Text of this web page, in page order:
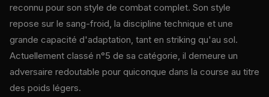
reconnu pour son style de combat complet. Son style
repose sur le sang-froid, la discipline technique et une
grande capacité d'adaptation, tant en striking qu'au sol.
Actuellement classé n°5 de sa catégorie, il demeure un
adversaire redoutable pour quiconque dans la course au titre
des poids légers.